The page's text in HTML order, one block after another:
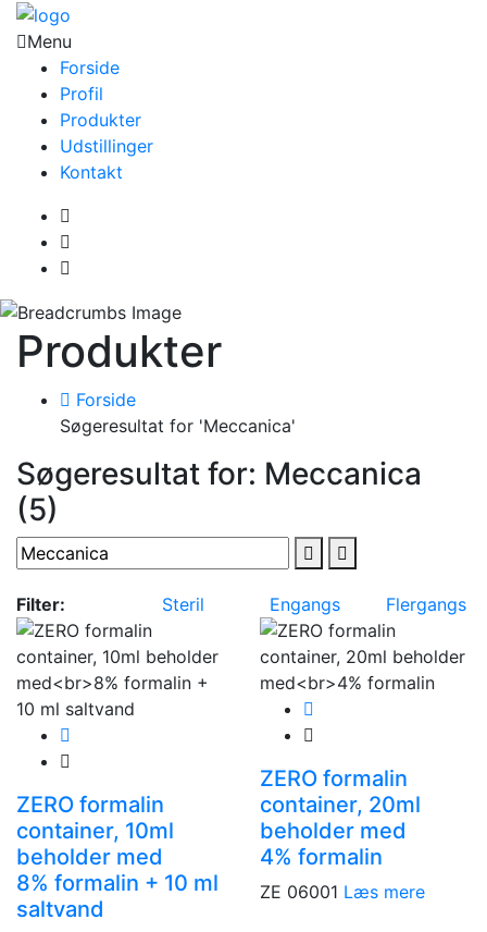
Menu
Forside
Profil
Produkter
Udstillinger
Kontakt
Produkter
Forside
Søgeresultat for 'Meccanica'
Søgeresultat for: Meccanica
(5)
Filter: Steril Engangs Flergangs
ZERO formalin
container, 10ml
beholder med
8% formalin + 10 ml
saltvand
ZERO formalin
container, 20ml
beholder med
4% formalin
ZE 06001 Læs mere